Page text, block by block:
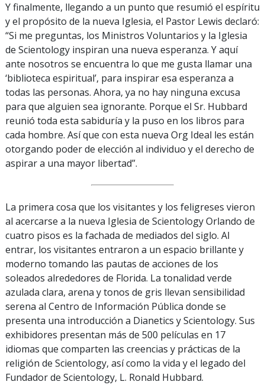
Y finalmente, llegando a un punto que resumió el espíritu
y el propósito de la nueva Iglesia, el Pastor Lewis declaró:
“Si me preguntas, los Ministros Voluntarios y la Iglesia
de Scientology inspiran una nueva esperanza. Y aquí
ante nosotros se encuentra lo que me gusta llamar una
‘biblioteca espiritual’, para inspirar esa esperanza a
todas las personas. Ahora, ya no hay ninguna excusa
para que alguien sea ignorante. Porque el Sr. Hubbard
reunió toda esta sabiduría y la puso en los libros para
cada hombre. Así que con esta nueva Org Ideal les están
otorgando poder de elección al individuo y el derecho de
aspirar a una mayor libertad”.
La primera cosa que los visitantes y los feligreses vieron
al acercarse a la nueva Iglesia de Scientology Orlando de
cuatro pisos es la fachada de mediados del siglo. Al
entrar, los visitantes entraron a un espacio brillante y
moderno tomando las pautas de acciones de los
soleados alrededores de Florida. La tonalidad verde
azulada clara, arena y tonos de gris llevan sensibilidad
serena al Centro de Información Pública donde se
presenta una introducción a Dianetics y Scientology. Sus
exhibidores presentan más de 500 películas en 17
idiomas que comparten las creencias y prácticas de la
religión de Scientology, así como la vida y el legado del
Fundador de Scientology, L. Ronald Hubbard.